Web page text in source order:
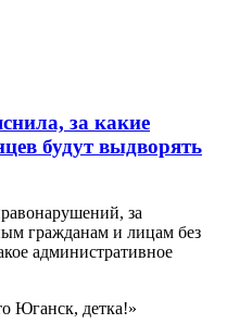
за какие
будут выдворять
за
гражданам и лицам без
административное
Юганск, детка!»